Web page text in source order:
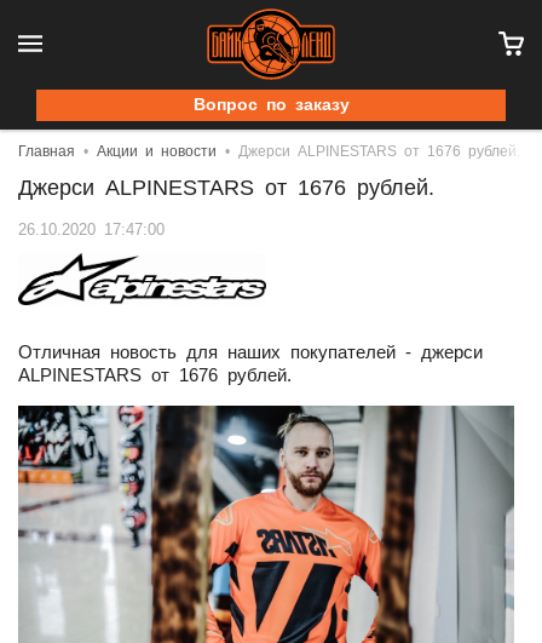
Вопрос по заказу
Главная Акции и новости Джерси ALPINESTARS от 1676 рублей.
Джерси ALPINESTARS от 1676 рублей.
26.10.2020 17:47:00
Отличная новость для наших покупателей - джерси
ALPINESTARS от 1676 рублей.